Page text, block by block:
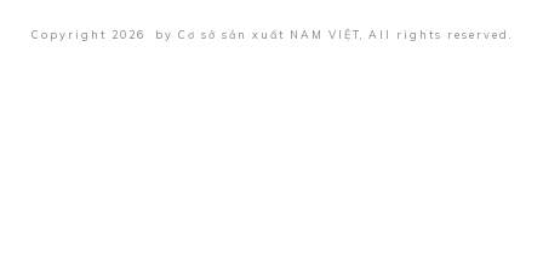
Copyright 2026 by Cơ sở sản xuất NAM VIỆT , All rights reserved.